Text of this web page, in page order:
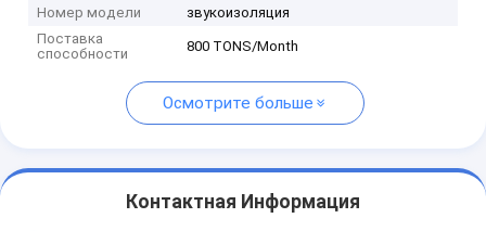
Номер модели
звукоизоляция
Поставка
способности
800 TONS/Month
Осмотрите больше
Контактная Информация